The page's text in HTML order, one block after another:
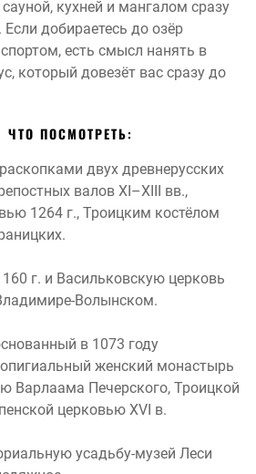
кухней и мангалом сразу
добираетесь до озёр
есть смысл нанять в
который довезёт вас сразу до
ЧТО ПОСМОТРЕТЬ:
двух древнерусских
валов ХІ–ХІІІ вв.,
1264 г., Троицким костёлом
г. и Васильковскую церковь
Владимире-Волынском.
в 1073 году
женский монастырь
Варлаама Печерского, Троицкой
церковью XVI в.
усадьбу-музей Леси